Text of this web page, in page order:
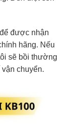
được nhận
hãng. Nếu
sẽ bồi thường
chuyển.